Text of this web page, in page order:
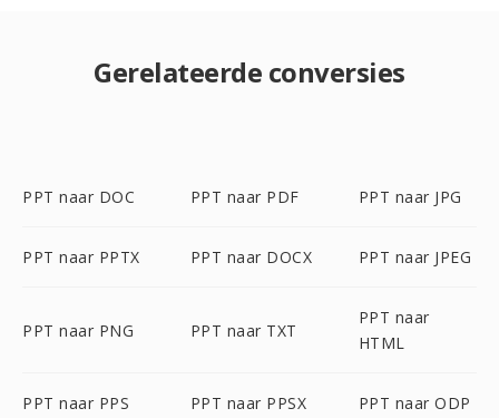
Gerelateerde conversies
PPT naar DOC PPT naar PDF PPT naar JPG
PPT naar PPTX PPT naar DOCX PPT naar JPEG
PPT naar PNG PPT naar TXT
PPT naar
HTML
PPT naar PPS PPT naar PPSX PPT naar ODP